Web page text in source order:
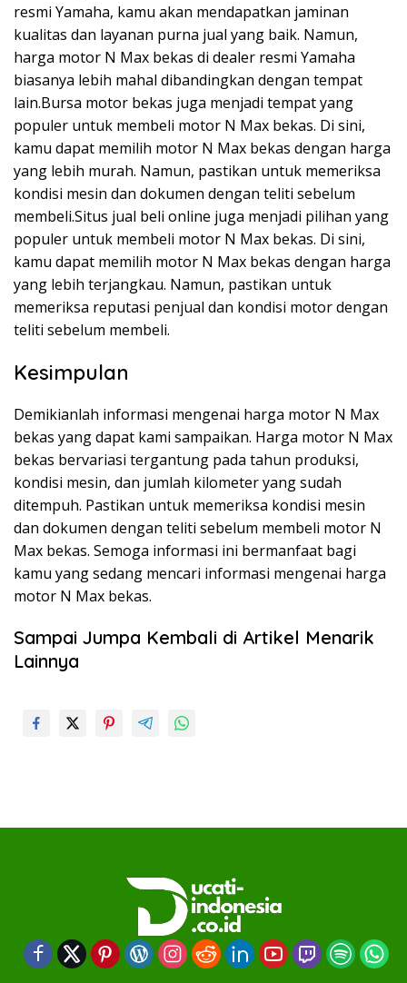
resmi Yamaha, kamu akan mendapatkan jaminan
kualitas dan layanan purna jual yang baik. Namun,
harga motor N Max bekas di dealer resmi Yamaha
biasanya lebih mahal dibandingkan dengan tempat
lain.Bursa motor bekas juga menjadi tempat yang
populer untuk membeli motor N Max bekas. Di sini,
kamu dapat memilih motor N Max bekas dengan harga
yang lebih murah. Namun, pastikan untuk memeriksa
kondisi mesin dan dokumen dengan teliti sebelum
membeli.Situs jual beli online juga menjadi pilihan yang
populer untuk membeli motor N Max bekas. Di sini,
kamu dapat memilih motor N Max bekas dengan harga
yang lebih terjangkau. Namun, pastikan untuk
memeriksa reputasi penjual dan kondisi motor dengan
teliti sebelum membeli.
Kesimpulan
Demikianlah informasi mengenai harga motor N Max
bekas yang dapat kami sampaikan. Harga motor N Max
bekas bervariasi tergantung pada tahun produksi,
kondisi mesin, dan jumlah kilometer yang sudah
ditempuh. Pastikan untuk memeriksa kondisi mesin
dan dokumen dengan teliti sebelum membeli motor N
Max bekas. Semoga informasi ini bermanfaat bagi
kamu yang sedang mencari informasi mengenai harga
motor N Max bekas.
Sampai Jumpa Kembali di Artikel Menarik
Lainnya